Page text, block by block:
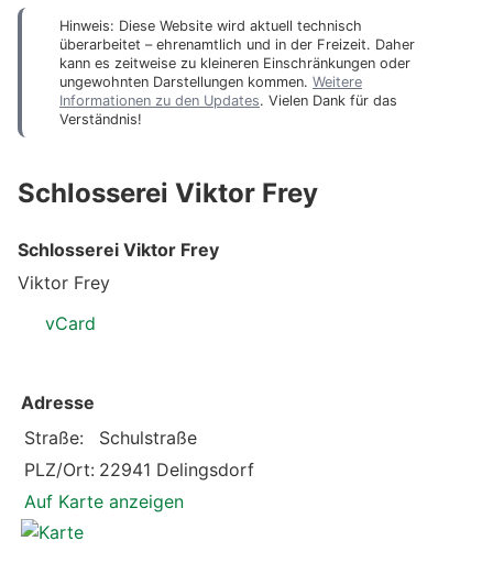
Hinweis: Diese Website wird aktuell technisch
überarbeitet – ehrenamtlich und in der Freizeit. Daher
kann es zeitweise zu kleineren Einschränkungen oder
ungewohnten Darstellungen kommen. Weitere
Informationen zu den Updates. Vielen Dank für das
Verständnis!
Schlosserei Viktor Frey
Schlosserei Viktor Frey
Viktor Frey
vCard
Adresse
Straße:
Schulstraße
PLZ/Ort: 22941 Delingsdorf
Auf Karte anzeigen